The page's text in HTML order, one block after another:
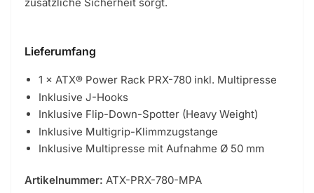
zusätzliche Sicherheit sorgt.
Lieferumfang
1 × ATX® Power Rack PRX-780 inkl. Multipresse
Inklusive J-Hooks
Inklusive Flip-Down-Spotter (Heavy Weight)
Inklusive Multigrip-Klimmzugstange
Inklusive Multipresse mit Aufnahme Ø 50 mm
Artikelnummer: ATX-PRX-780-MPA